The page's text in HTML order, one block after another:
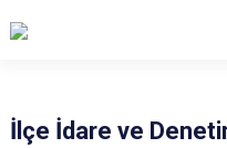
İlçe İdare ve